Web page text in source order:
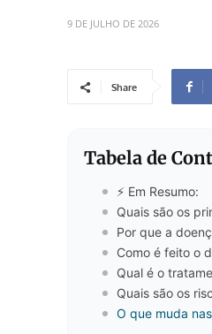
9 DE JULHO DE 2026
Share
Tabela de
⚡ Em Resumo:
Quais são os
Por que a
Como é feito o
Qual é o
Quais são os
O que muda